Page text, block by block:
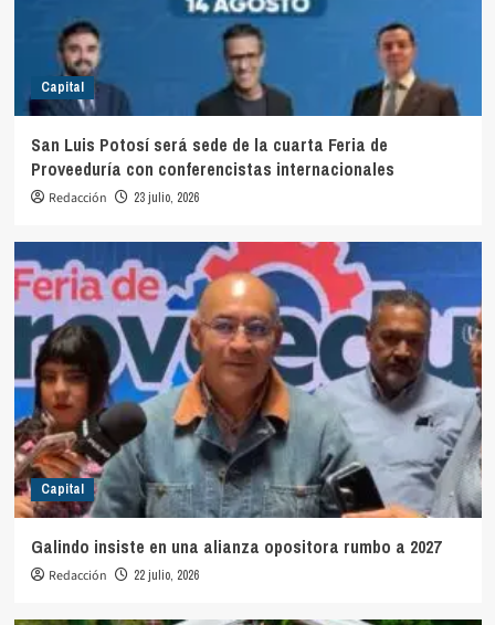
Capital
San Luis Potosí será sede de la cuarta Feria de
Proveeduría con conferencistas internacionales
Redacción 23 julio, 2026
Capital
Galindo insiste en una alianza opositora rumbo a 2027
Redacción 22 julio, 2026